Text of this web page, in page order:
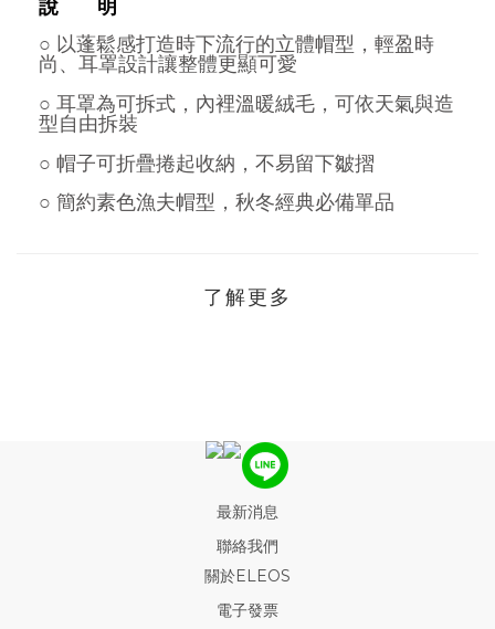
說 明
○ 以蓬鬆感打造時下流行的立體帽型，輕盈時
尚、耳罩設計讓整體更顯可愛
○ 耳罩為可拆式，內裡溫暖絨毛，可依天氣與造
型自由拆裝
○ 帽子可折疊捲起收納，不易留下皺摺
○ 簡約素色漁夫帽型，秋冬經典必備單品
了解更多
最新消息
聯絡我們
關於ELEOS
電子發票